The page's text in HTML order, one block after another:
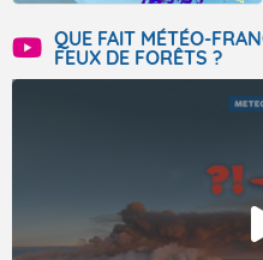
QUE FAIT MÉTÉO-
FEUX DE FORÊTS ?